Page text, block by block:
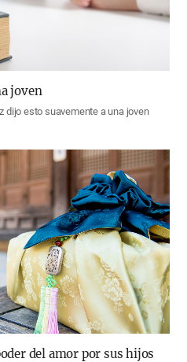
joven
dijo esto suavemente a una joven
del amor por sus hijos